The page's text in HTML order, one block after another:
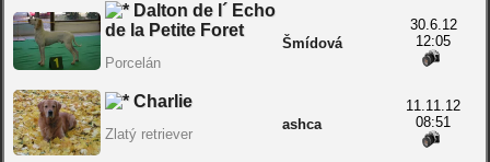
Dalton de l´ Echo
de la Petite Foret
Porcelán
Šmídová
30.6.12
12:05
Charlie
Zlatý retriever
ashca
11.11.12
08:51